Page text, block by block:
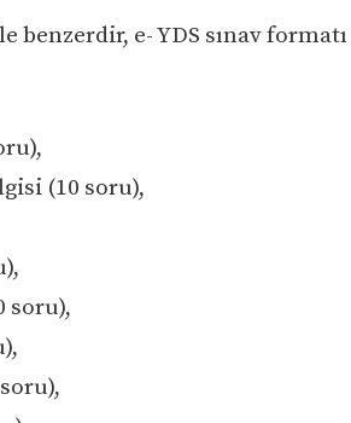
benzerdir, e- YDS sınav
(10 soru),
soru),